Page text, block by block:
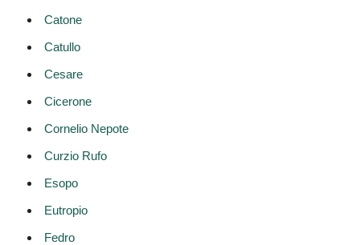
Catone
Catullo
Cesare
Cicerone
Cornelio Nepote
Curzio Rufo
Esopo
Eutropio
Fedro